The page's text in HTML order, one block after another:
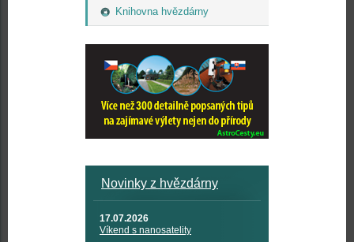
Knihovna hvězdárny
Novinky z hvězdárny
17.07.2026
Víkend s nanosatelity